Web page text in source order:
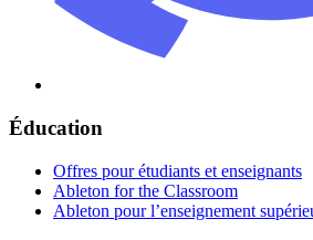
Éducation
Offres pour étudiants et enseignants
Ableton for the Classroom
Ableton pour l’enseignement